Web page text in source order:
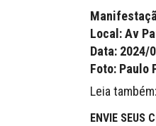
Local: Av
Data: 2024/
Foto: Paulo
Leia também:
ENVIE SEUS